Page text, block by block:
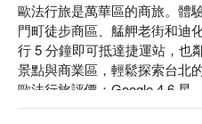
歐法行旅是萬華區的商旅。體
門町徒步商區、艋舺老街和迪
行 5 分鐘即可抵達捷運站，也
景點與商業區，輕鬆探索台北的
歐法行旅評價：Google 4.6 星
歐法行旅推薦：經過精心設計